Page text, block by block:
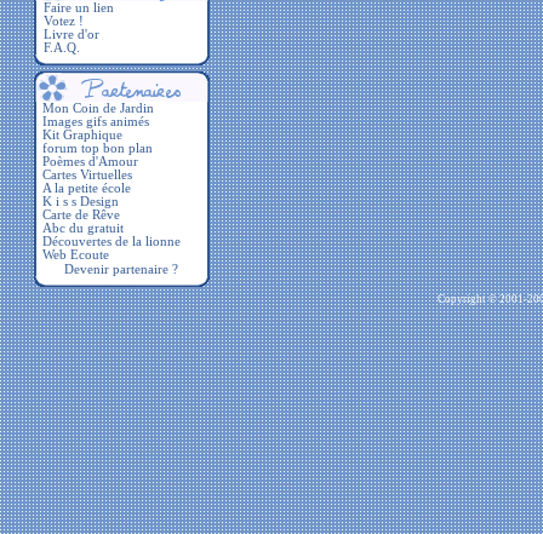
Faire un lien
Votez !
Livre d'or
F.A.Q.
Devenir partenaire ?
Copyright © 2001-